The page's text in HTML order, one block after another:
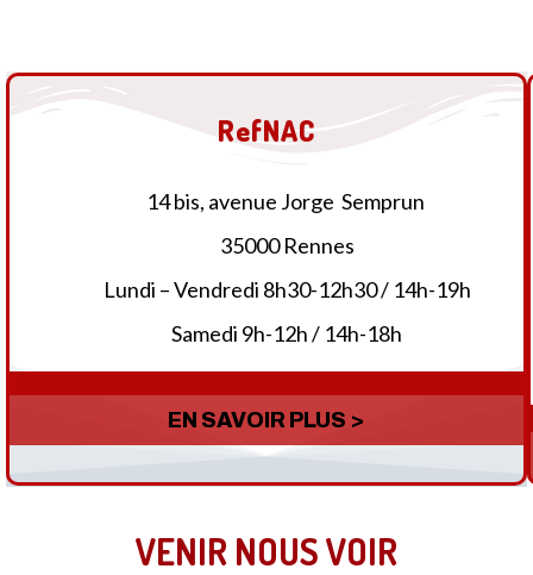
RefNAC
14 bis, avenue Jorge Semprun
35000 Rennes
Lundi – Vendredi 8h30-12h30 / 14h-19h
Samedi 9h-12h / 14h-18h
EN SAVOIR PLUS >
VENIR NOUS VOIR